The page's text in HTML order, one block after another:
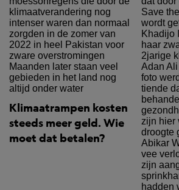
Klimaatrampen kosten
steeds meer geld. Wie
moet dat betalen?